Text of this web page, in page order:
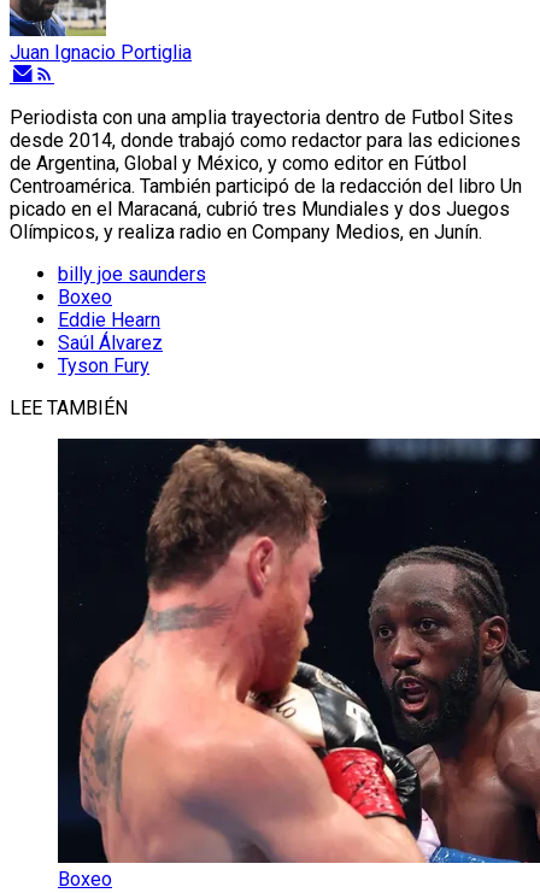
Juan Ignacio Portiglia
Periodista con una amplia trayectoria dentro de Futbol Sites
desde 2014, donde trabajó como redactor para las ediciones
de Argentina, Global y México, y como editor en Fútbol
Centroamérica. También participó de la redacción del libro Un
picado en el Maracaná, cubrió tres Mundiales y dos Juegos
Olímpicos, y realiza radio en Company Medios, en Junín.
billy joe saunders
Boxeo
Eddie Hearn
Saúl Álvarez
Tyson Fury
LEE TAMBIÉN
Boxeo